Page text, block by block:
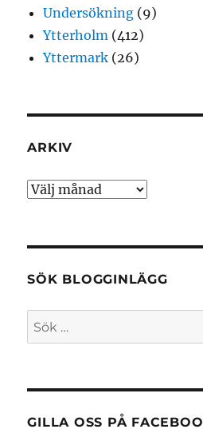
Undersökning (9)
Ytterholm (412)
Yttermark (26)
ARKIV
Arkiv
SÖK BLOGGINLÄGG
Sök
efter:
GILLA OSS PÅ